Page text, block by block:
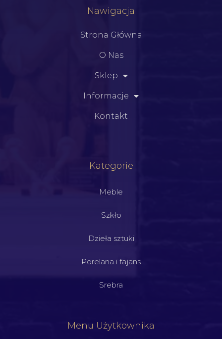
Nawigacja
Strona Główna
O Nas
Sklep
Informacje
Kontakt
Kategorie
Meble
Szkło
Dzieła sztuki
Porelana i fajans
Srebra
Menu Użytkownika